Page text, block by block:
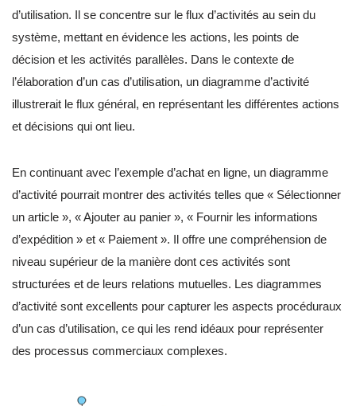
d’utilisation. Il se concentre sur le flux d’activités au sein du
système, mettant en évidence les actions, les points de
décision et les activités parallèles. Dans le contexte de
l’élaboration d’un cas d’utilisation, un diagramme d’activité
illustrerait le flux général, en représentant les différentes actions
et décisions qui ont lieu.
En continuant avec l’exemple d’achat en ligne, un diagramme
d’activité pourrait montrer des activités telles que « Sélectionner
un article », « Ajouter au panier », « Fournir les informations
d’expédition » et « Paiement ». Il offre une compréhension de
niveau supérieur de la manière dont ces activités sont
structurées et de leurs relations mutuelles. Les diagrammes
d’activité sont excellents pour capturer les aspects procéduraux
d’un cas d’utilisation, ce qui les rend idéaux pour représenter
des processus commerciaux complexes.